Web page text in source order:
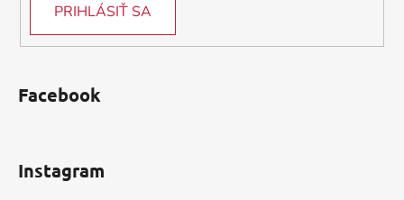
PRIHLÁSIŤ SA
Facebook
Instagram